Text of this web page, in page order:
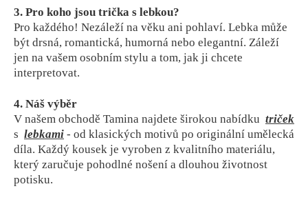
3. Pro koho jsou trička s lebkou?
Pro každého! Nezáleží na věku ani pohlaví. Lebka může
být drsná, romantická, humorná nebo elegantní. Záleží
jen na vašem osobním stylu a tom, jak ji chcete
interpretovat.
4. Náš výběr
V našem obchodě Tamina najdete širokou nabídku triček
s lebkami - od klasických motivů po originální umělecká
díla. Každý kousek je vyroben z kvalitního materiálu,
který zaručuje pohodlné nošení a dlouhou životnost
potisku.